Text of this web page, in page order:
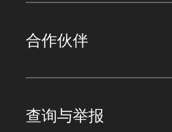
合作伙伴
查询与举报